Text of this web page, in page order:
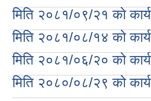
मिति २०८१/०९/२१ को
मिति २०८१/०८/१४ को
मिति २०८१/०६/२० को
मिति २०८०/०८/२९ को